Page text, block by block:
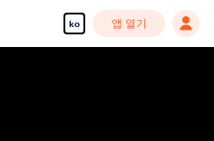
ko 앱 열기